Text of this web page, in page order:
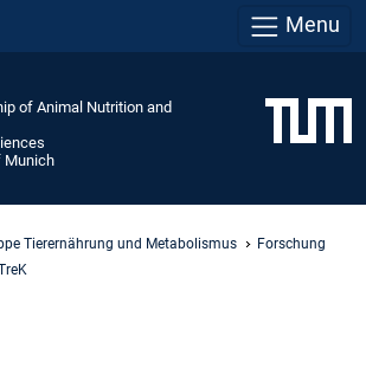
Menu
of Animal Nutrition and
Munich
Tierernährung und Metabolismus
Forschung